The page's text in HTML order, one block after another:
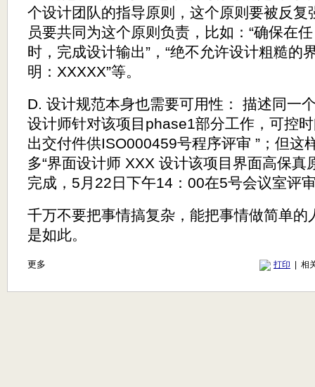
个设计团队的指导原则，这个原则要被反复
员要共同为这个原则负责，比如：“确保在
时，完成设计输出”，“绝不允许设计粗糙的
明：XXXXX”等。
D. 设计规范本身也需要可用性： 描述同一
设计师针对该项目phase1部分工作，可控
出交付件供ISO000459号程序评审 ”；但这
多“界面设计师 XXX 设计该项目界面高保真
完成，5月22日下午14：00在5号会议室评
千万不要把事情搞复杂，能把事情做简单的
是如此。
更多 打印 | 相